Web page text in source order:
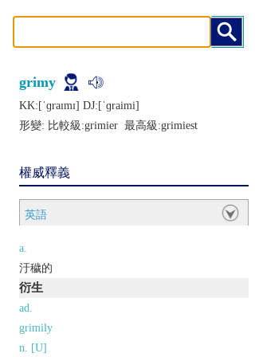
grimy
KK:[ˈɡraɪmɪ] DJ:[ˈɡraimi]
形變: 比較級:grimier 最高級:grimiest
權威釋義
英語
a.
汙穢的
衍生
ad.
grimily
n. [U]